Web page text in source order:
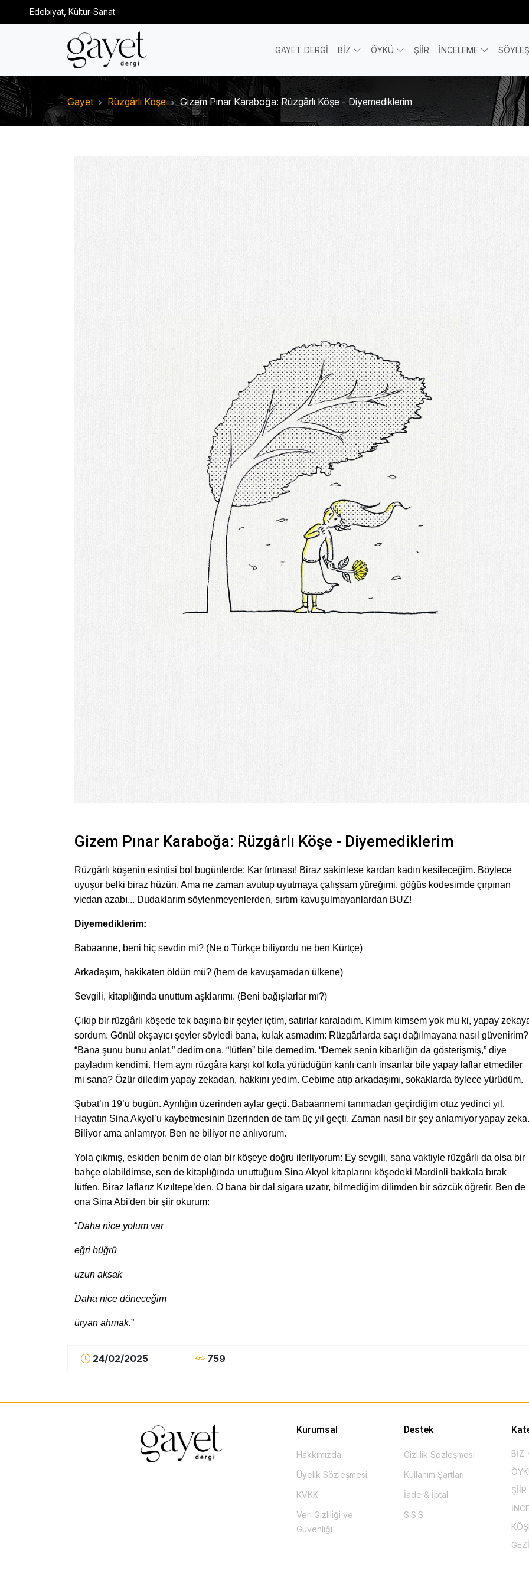
Edebiyat, Kültür-Sanat
GAYET DERGİ BİZ ÖYKÜ ŞİİR İNCELEME
Gayet Rüzgârlı Köşe Gizem Pınar Karaboğa: Rüzgârlı Köşe - Diyemediklerim
Gizem Pınar Karaboğa: Rüzgârlı Köşe - Diyemediklerim
Rüzgârlı köşenin esintisi bol bugünlerde: Kar fırtınası! Biraz sakinlese kardan kadın kesileceğim. Böylece
uyuşur belki biraz hüzün. Ama ne zaman avutup uyutmaya çalışsam yüreğimi, göğüs kodesimde çırpınan
vicdan azabı... Dudaklarım söylenmeyenlerden, sırtım kavuşulmayanlardan BUZ!
Diyemediklerim:
Babaanne, beni hiç sevdin mi? (Ne o Türkçe biliyordu ne ben Kürtçe)
Arkadaşım, hakikaten öldün mü? (hem de kavuşamadan ülkene)
Sevgili, kitaplığında unuttum aşklarımı. (Beni bağışlarlar mı?)
Çıkıp bir rüzgârlı köşede tek başına bir şeyler içtim, satırlar karaladım. Kimim kimsem yok mu ki, yapay
sordum. Gönül okşayıcı şeyler söyledi bana, kulak asmadım: Rüzgârlarda saçı dağılmayana nasıl güvenirim?
“Bana şunu bunu anlat,” dedim ona, “lütfen” bile demedim. “Demek senin kibarlığın da gösterişmiş,” diye
payladım kendimi. Hem aynı rüzgâra karşı kol kola yürüdüğün kanlı canlı insanlar bile yapay laflar etmediler
mi sana? Özür diledim yapay zekadan, hakkını yedim. Cebime atıp arkadaşımı, sokaklarda öylece yürüdüm.
Şubat’ın 19’u bugün. Ayrılığın üzerinden aylar geçti. Babaannemi tanımadan geçirdiğim otuz yedinci yıl.
Hayatın Sina Akyol’u kaybetmesinin üzerinden de tam üç yıl geçti. Zaman nasıl bir şey anlamıyor yapay zeka.
Biliyor ama anlamıyor. Ben ne biliyor ne anlıyorum.
Yola çıkmış, eskiden benim de olan bir köşeye doğru ilerliyorum: Ey sevgili, sana vaktiyle rüzgârlı da olsa bir
bahçe olabildimse, sen de kitaplığında unuttuğum Sina Akyol kitaplarını köşedeki Mardinli bakkala bırak
lütfen. Biraz laflarız Kızıltepe’den. O bana bir dal sigara uzatır, bilmediğim dilimden bir sözcük öğretir. Ben de
ona Sina Abi'den bir şiir okurum:
“Daha nice yolum var
eğri büğrü
uzun aksak
Daha nice döneceğim
üryan ahmak.”
24/02/2025 759
Kurumsal
Hakkımızda
Üyelik Sözleşmesi
KVKK
Veri Gizliliği ve
Güvenliği
Destek
Gizlilik Sözleşmesi
Kullanım Şartları
İade & İptal
S.S.S.
BİZ
ŞİİR